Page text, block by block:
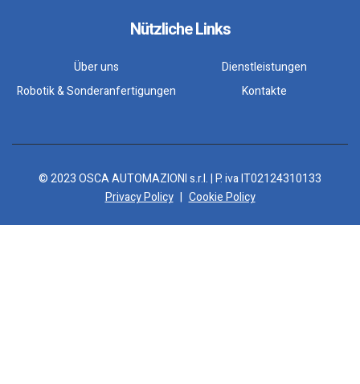
Nützliche Links
Über uns
Dienstleistungen
Robotik & Sonderanfertigungen
Kontakte
© 2023 OSCA AUTOMAZIONI s.r.l. | P. iva IT02124310133
Privacy Policy | Cookie Policy